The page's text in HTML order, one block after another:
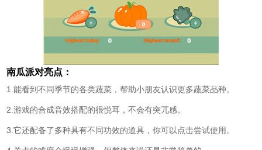
南瓜派对亮点：
1.能看到不同季节的各类蔬菜，帮助小朋友认识更多蔬菜品种。
2.游戏的合成音效搭配的很悦耳，不会有突兀感。
3.它还配备了多种具有不同功效的道具，你可以点击尝试使用。